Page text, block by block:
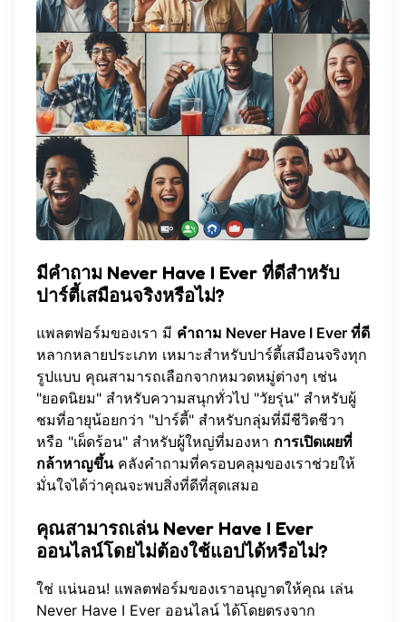
มีคำถาม Never Have I Ever ที่ดีสำหรับ
ปาร์ตี้เสมือนจริงหรือไม่?
แพลตฟอร์มของเรา มี คำถาม Never Have I Ever ที่ดี
หลากหลายประเภท เหมาะสำหรับปาร์ตี้เสมือนจริงทุก
รูปแบบ คุณสามารถเลือกจากหมวดหมู่ต่างๆ เช่น
"ยอดนิยม" สำหรับความสนุกทั่วไป "วัยรุ่น" สำหรับผู้
ชมที่อายุน้อยกว่า "ปาร์ตี้" สำหรับกลุ่มที่มีชีวิตชีวา
หรือ "เผ็ดร้อน" สำหรับผู้ใหญ่ที่มองหา การเปิดเผยที่
กล้าหาญขึ้นคลังคำถามที่ครอบคลุมของเราช่วยให้
มั่นใจได้ว่าคุณจะพบสิ่งที่ดีที่สุดเสมอ
คุณสามารถเล่น Never Have I Ever
ออนไลน์โดยไม่ต้องใช้แอปได้หรือไม่?
ใช่ แน่นอน! แพลตฟอร์มของเราอนุญาตให้คุณ เล่น
Never Have I Ever ออนไลน์ ได้โดยตรงจาก